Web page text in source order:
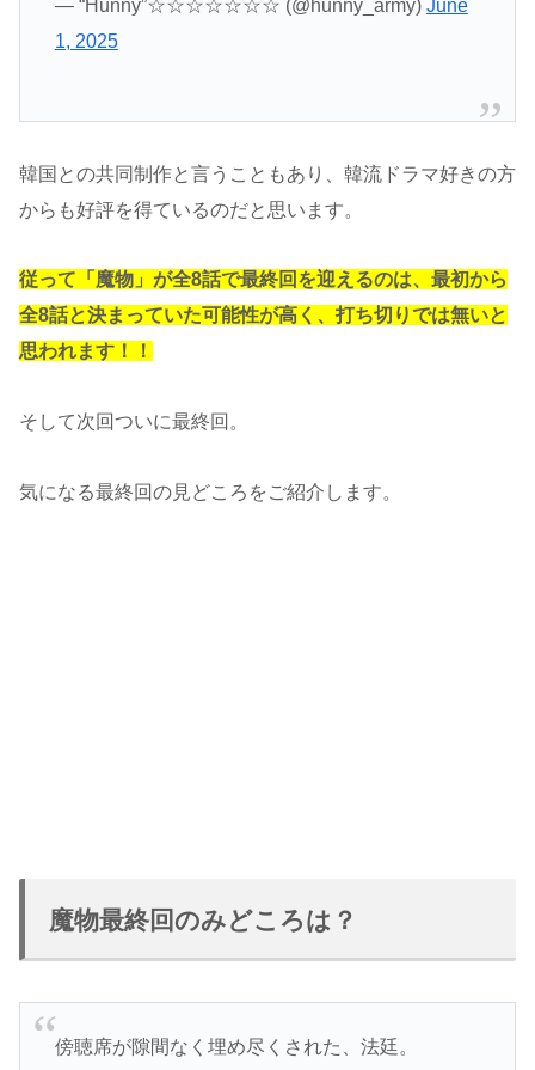
— “Hunny”☆☆☆☆☆☆☆ (@hunny_army) June
1, 2025
韓国との共同制作と言うこともあり、韓流ドラマ好きの方
からも好評を得ているのだと思います。
従って「魔物」が全8話で最終回を迎えるのは、最初から
全8話と決まっていた可能性が高く、打ち切りでは無いと
思われます！！
そして次回ついに最終回。
気になる最終回の見どころをご紹介します。
魔物最終回のみどころは？
傍聴席が隙間なく埋め尽くされた、法廷。